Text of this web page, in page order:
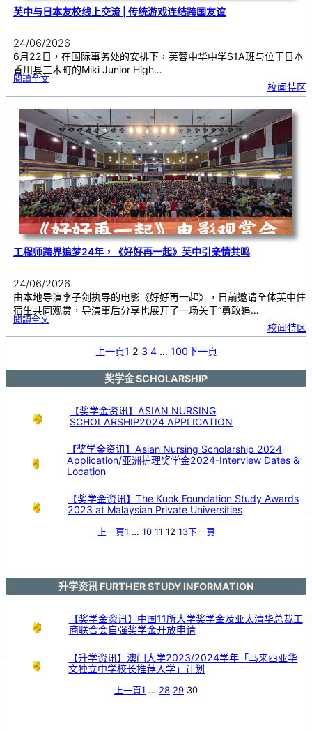
芙中与日本友校线上交流 | 传统游戏连结跨国友谊
24/06/2026
6月22日，在国际事务处的安排下，芙蓉中华中学S1A班与位于日本
香川县三木町的Miki Junior High…
閱讀全文:芙
日
友
校
线
上
流
|传
统
游
戏
连
结
跨
国
友
谊
校闻特区
工程师跨界追梦24年，《好好再一起》芙中引亲情共鸣
24/06/2026
由本地导演李子剑执导的电影《好好再一起》，日前邀请全体芙中住
宿生共同观赏，导演事后分享也展开了一场关于“勇敢追…
閱讀全文:工
跨
，
好
校闻特区
上一頁1 2 3 4 … 100下一頁
奖学金 SCHOLARSHIP
【奖学金资讯】ASIAN NURSING
SCHOLARSHIP2024 APPLICATION
【奖学金资讯】Asian Nursing Scholarship 2024
Application/亚洲护理奖学金2024-Interview Dates &
Location
【奖学金资讯】The Kuok Foundation Study Awards
2023 at Malaysian Private Universities
上一頁1 … 10 11 12 13下一頁
升学资讯 FURTHER STUDY INFORMATION
【奖学金资讯】中国11所大学奖学金及亚太清华总裁工
商联合会自强奖学金开放申请
【升学资讯】澳门大学2023/2024学年「马来西亚华
文独立中学校长推荐入学」计划
上一頁1 … 28 29 30